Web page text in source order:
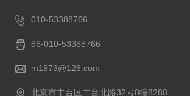
010-53388766
86-010-53388766
m1973@126.com
北京市丰台区丰台北路32号8幢8288